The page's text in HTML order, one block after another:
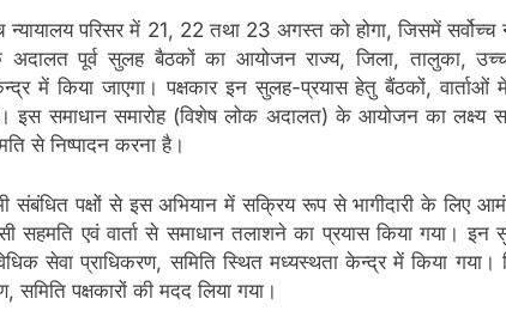
परिसर में 21, 22 तथा 23 अगस्त को होगा, जिसमें सर्वोच्च
अदालत पूर्व सुलह बैठकों का आयोजन राज्य, जिला, तालुका, उच्च
में किया जाएगा। पक्षकार इन सुलह-प्रयास हेतु बैंठकों,
समाधान समारोह (विशेष लोक अदालत) के आयोजन का लक्ष्य
से निष्पादन करना है।
संबंधित पक्षों से इस अभियान में सक्रिय रूप से भागीदारी के लिए
सहमति एवं वार्ता से समाधान तलाशने का प्रयास किया गया।
सेवा प्राधिकरण, समिति स्थित मध्यस्थता केन्द्र में किया गया।
समिति पक्षकारों की मदद लिया गया।